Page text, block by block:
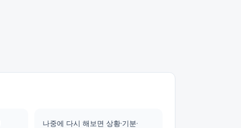
나중에 다시 해보면 상황·기분·